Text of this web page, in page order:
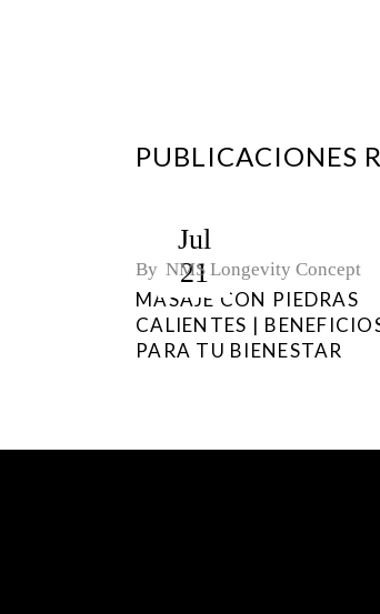
PUBLICACIONES
Jul
21
By NMS Longevity Concept
MASAJE CON PIEDRAS
CALIENTES |
PARA TU BIENESTAR